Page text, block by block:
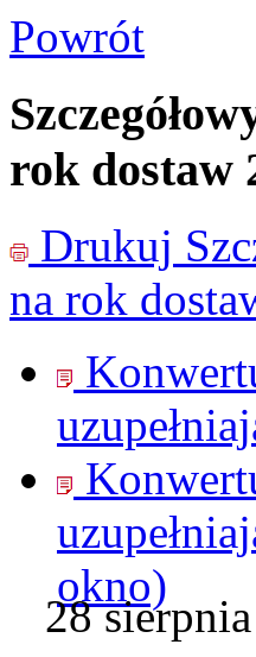
Powrót
rok dostaw
Drukuj
na rok
okno)
28